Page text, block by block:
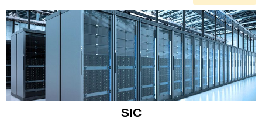
SIC